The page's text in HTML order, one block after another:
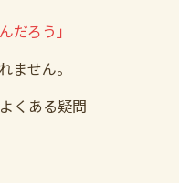
ろう」
せん。
くある疑問